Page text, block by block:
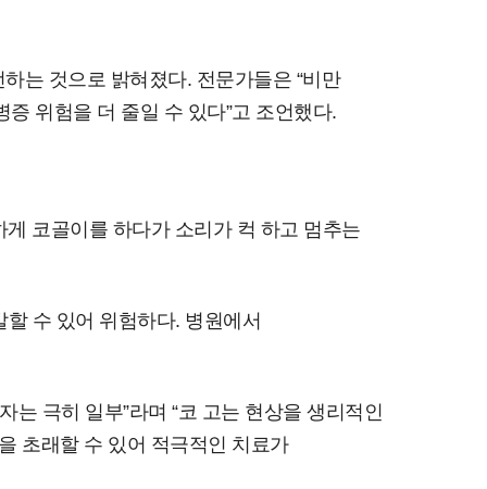
는 것으로 밝혀졌다. 전문가들은 “비만
위험을 더 줄일 수 있다”고 조언했다.
코골이를 하다가 소리가 컥 하고 멈추는
수 있어 위험하다. 병원에서
극히 일부”라며 “코 고는 현상을 생리적인
초래할 수 있어 적극적인 치료가